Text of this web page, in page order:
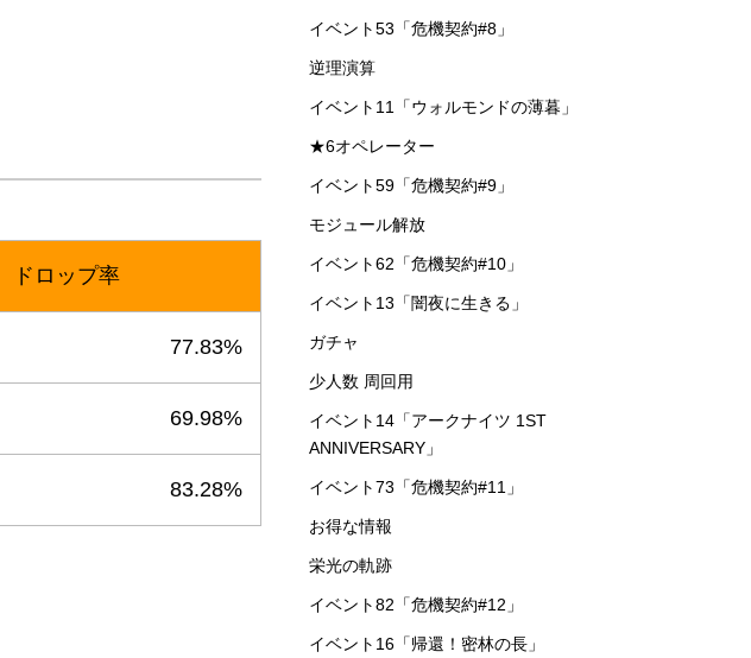
ドロップ率
77.83%
69.98%
83.28%
イベント53「危機契約#8」
逆理演算
イベント11「ウォルモンドの薄暮」
★6オペレーター
イベント59「危機契約#9」
モジュール解放
イベント62「危機契約#10」
イベント13「闇夜に生きる」
ガチャ
少人数 周回用
イベント14「アークナイツ 1ST
ANNIVERSARY」
イベント73「危機契約#11」
お得な情報
栄光の軌跡
イベント82「危機契約#12」
イベント16「帰還！密林の長」